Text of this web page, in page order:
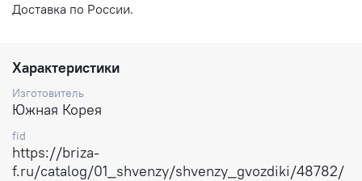
Доставка по России.
Характеристики
Изготовитель
Южная Корея
fid
https://briza-
f.ru/catalog/01_shvenzy/shvenzy_gvozdiki/48782/